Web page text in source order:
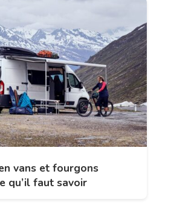
vans et fourgons
qu’il faut savoir